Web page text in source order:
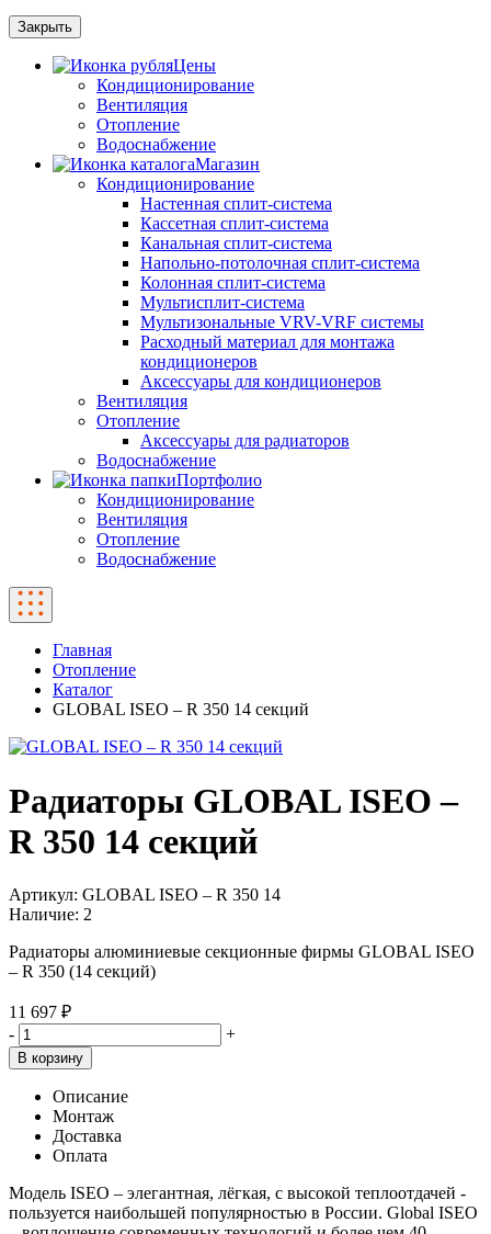
Закрыть
Цены
Кондиционирование
Вентиляция
Отопление
Водоснабжение
Магазин
Кондиционирование
Настенная сплит-система
Кассетная сплит-система
Канальная сплит-система
Напольно-потолочная сплит-система
Колонная сплит-система
Мультисплит-система
Мультизональные VRV-VRF системы
Расходный материал для монтажа
кондиционеров
Аксессуары для кондиционеров
Вентиляция
Отопление
Аксессуары для радиаторов
Водоснабжение
Портфолио
Кондиционирование
Вентиляция
Отопление
Водоснабжение
Главная
Отопление
Каталог
GLOBAL ISEO – R 350 14 секций
Радиаторы GLOBAL ISEO –
R 350 14 секций
Артикул: GLOBAL ISEO – R 350 14
Наличие: 2
Радиаторы алюминиевые секционные фирмы GLOBAL ISEO
– R 350 (14 секций)
11 697 ₽
-
+
В корзину
Описание
Монтаж
Доставка
Оплата
Модель ISEO – элегантная, лёгкая, с высокой теплоотдачей -
пользуется наибольшей популярностью в России. Global ISEO